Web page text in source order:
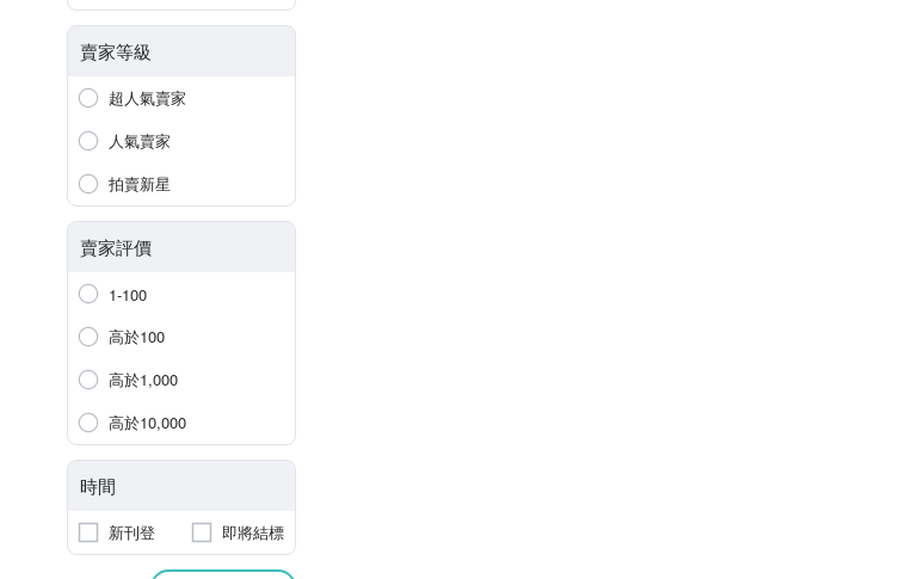
賣家等級
超人氣賣家
人氣賣家
拍賣新星
賣家評價
1-100
高於100
高於1,000
高於10,000
時間
新刊登 即將結標